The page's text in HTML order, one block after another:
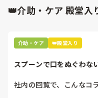
👑介助・ケア 殿堂入
介助・ケア 👑殿堂入り
スプーンで口をぬぐわな
社内の回覧で、こんなコ